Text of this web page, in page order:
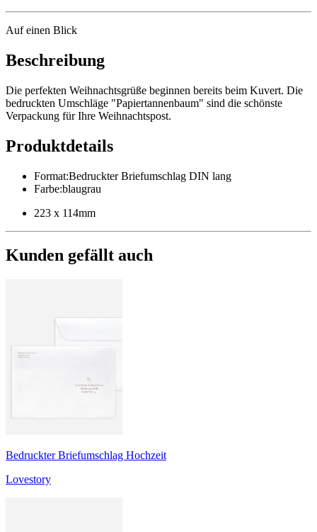
Auf einen Blick
Beschreibung
Die perfekten Weihnachtsgrüße beginnen bereits beim Kuvert. Die
bedruckten Umschläge "Papiertannenbaum" sind die schönste
Verpackung für Ihre Weihnachtspost.
Produktdetails
Format:Bedruckter Briefumschlag DIN lang
Farbe:blaugrau
223 x 114mm
Kunden gefällt auch
Bedruckter Briefumschlag Hochzeit
Lovestory